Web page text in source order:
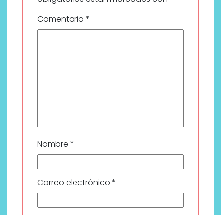
Comentario *
Nombre *
Correo electrónico *